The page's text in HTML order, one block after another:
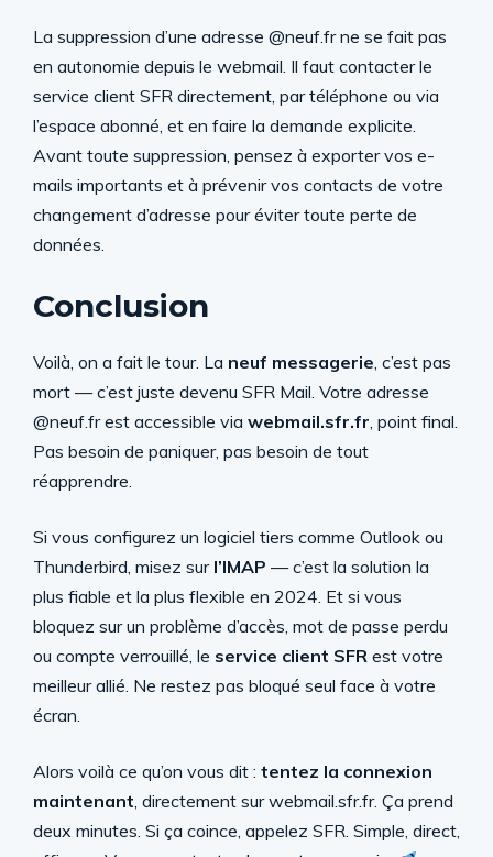
La suppression d’une adresse @neuf.fr ne se fait pas
en autonomie depuis le webmail. Il faut contacter le
service client SFR directement, par téléphone ou via
l’espace abonné, et en faire la demande explicite.
Avant toute suppression, pensez à exporter vos e-
mails importants et à prévenir vos contacts de votre
changement d’adresse pour éviter toute perte de
données.
Conclusion
Voilà, on a fait le tour. La neuf messagerie, c’est pas
mort — c’est juste devenu SFR Mail. Votre adresse
@neuf.fr est accessible via webmail.sfr.fr, point final.
Pas besoin de paniquer, pas besoin de tout
réapprendre.
Si vous configurez un logiciel tiers comme Outlook ou
Thunderbird, misez sur l’IMAP — c’est la solution la
plus fiable et la plus flexible en 2024. Et si vous
bloquez sur un problème d’accès, mot de passe perdu
ou compte verrouillé, le service client SFR est votre
meilleur allié. Ne restez pas bloqué seul face à votre
écran.
Alors voilà ce qu’on vous dit : tentez la connexion
maintenant, directement sur webmail.sfr.fr. Ça prend
deux minutes. Si ça coince, appelez SFR. Simple, direct,